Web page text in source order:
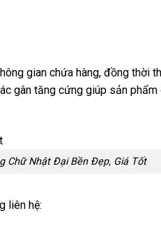
gian chứa hàng, đồng thời
gân tăng cứng giúp sản
Chữ Nhật Đại Bền Đẹp, Giá Tốt
liên hệ: